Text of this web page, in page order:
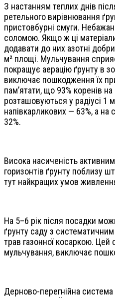
З настанням теплих днів
ретельного вирівнювання
пристовбурні смуги.
соломою. Якщо ж ці
додавати до них азотні
м² площі. Мульчування
покращує аерацію ґрунту в
виключає пошкодження їх
пам’ятати, що 93% коренів
розташовуються у радіусі 1
напівкарликових — 63%, а
32%.
Висока насиченість
горизонтів ґрунту поблизу
тут найкращих умов
На 5–6 рік після посадки
ґрунту саду з
трав газонної косаркою. Цей
мульчування, виключає
Дерново-перегнійна